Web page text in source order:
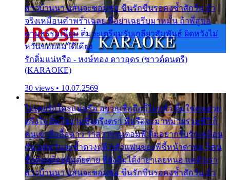
สาวบ้านนา แสนจะซอมซ่อ ขืนรักขืนรอคงช้ำสักวัน ถ้า
จริงเหมือนคำพร่ำเฉลย พี่อย่าเฉยรีบมาหมั้น ถ้าพี่สู่ขอ
ตามธรรมเนียม ติ๋มจะเตรียมรับเกลียวสัมพันธ์ ผิดหวังไม่
หวั่นขอยอมได้เคียง
รักติ๋มแน่หรือ - หงษ์ทอง ดาวอุดร (ซาวด์ดนตรี)
(KARAOKE)
30 views • 10.07.2569
ไม่เคยรักใครแน่หรือ อยากเชื่อถือก็ไม่กล้า ติ๋มใช่คนสวย
ตรึงใจ ติ๋มใช่งามซึ้งตรึงตรา พี่หรือจะมาหมายร่วมชีวี ก็
คนเขาลืออื้อฉาว ว่าสาวๆรุมตอมพี่ ติ๋มอยากรับรักเหมือน
กัน แต่หวั่นจะช้ำดวงฤดี กลัวแฟนของพี่ชี้หน้าด่าทอ ก็คน
ชื่อต๋อยต้อยตุ้มตุ๋ยต่าย พี่ยังลืมได้ง่ายๆเลยหนอ แค่ตัวเรา
สาวบ้านนา แสนจะซอมซ่อ ขืนรักขืนรอคงช้ำสักวัน ถ้า